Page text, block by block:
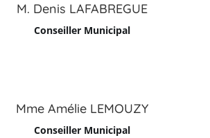
M. Denis LAFABREGUE
Conseiller Municipal
Mme Amélie LEMOUZY
Conseiller Municipal